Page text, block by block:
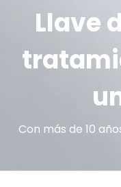
Llave
Con más de 10